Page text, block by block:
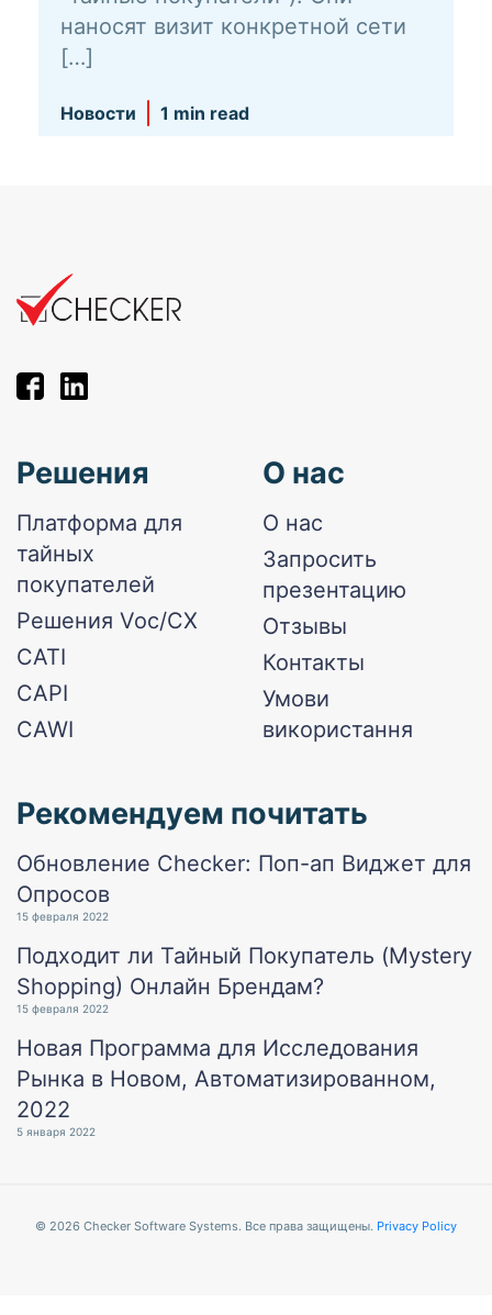
наносят визит конкретной сети
[…]
Новости 1 min read
Решения
Платформа для
тайных
покупателей
Решения Voc/CX
CATI
CAPI
CAWI
О нас
О нас
Запросить
презентацию
Отзывы
Контакты
Умови
використання
Рекомендуем почитать
Обновление Checker: Поп-ап Виджет для
Опросов
15 февраля 2022
Подходит ли Тайный Покупатель (Mystery
Shopping) Онлайн Брендам?
15 февраля 2022
Новая Программа для Исследования
Рынка в Новом, Автоматизированном,
2022
5 января 2022
© 2026 Checker Software Systems. Все права защищены. Privacy Policy